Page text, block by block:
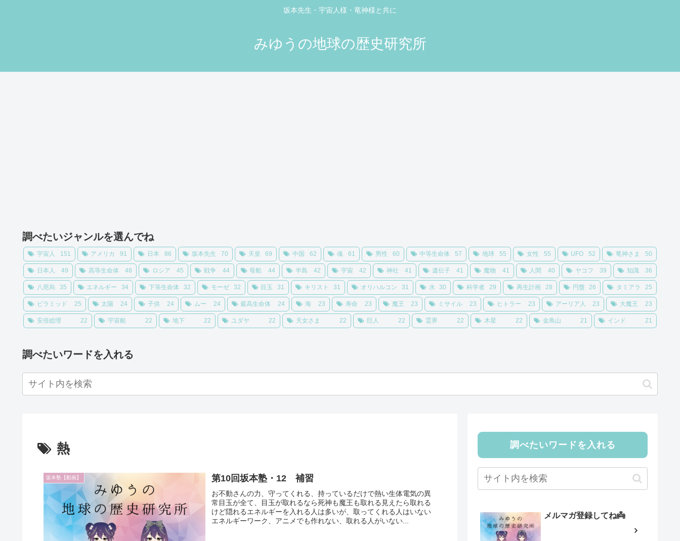
坂本先生・宇宙人様・竜神様と共に
みゆうの地球の歴史研究所
調べたいジャンルを選んでね
宇宙人 151 アメリカ 91 日本 86 坂本先生 70 天皇 69 中国 62 魂 61 男性 60 中等生命体 57 地球 55 女性 55 UFO 52 竜神さま 50
日本人 49 高等生命体 48 ロシア 45 戦争 44 母船 44 半島 42 宇宙 42 神社 41 遺伝子 41 魔物 41 人間 40 ヤコフ 39 知識 36
八咫烏 35 エネルギー 34 下等生命体 32 モーゼ 32 目玉 31 キリスト 31 オリハルコン 31 水 30 科学者 29 再生計画 28 円盤 26 タミアラ 25
ピラミッド 25 太陽 24 子供 24 ムー 24 最高生命体 24 海 23 寿命 23 魔王 23 ミサイル 23 ヒトラー 23 アーリア人 23 大魔王 23
安倍総理 22 宇宙船 22 地下 22 ユダヤ 22 天女さま 22 巨人 22 霊界 22 木星 22 金鳥山 21 インド 21
調べたいワードを入れる
熱
坂本塾【動画】 第10回坂本塾・12 補習
お不動さんの力、守ってくれる、持っているだけで熱い生体電気の異
常目玉が全て、目玉が取れるなら死神も魔王も取れる見えたら取れる
けど隠れるエネルギーを入れる人は多いが、取ってくれる人はいない
エネルギーワーク、アニメでも作れない、取れる人がいない...
調べたいワードを入れる
メルマガ登録してね👼